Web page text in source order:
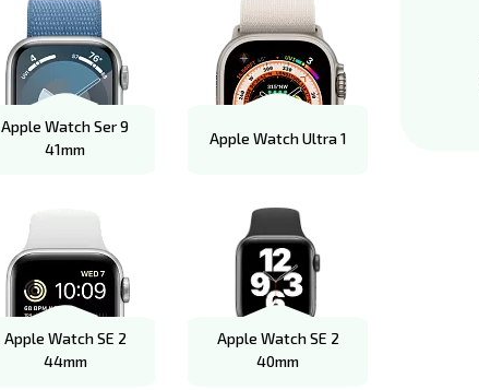
Apple Watch Ser 9
41mm
Apple Watch Ultra 1
Apple Watch SE 2
44mm
Apple Watch SE 2
40mm